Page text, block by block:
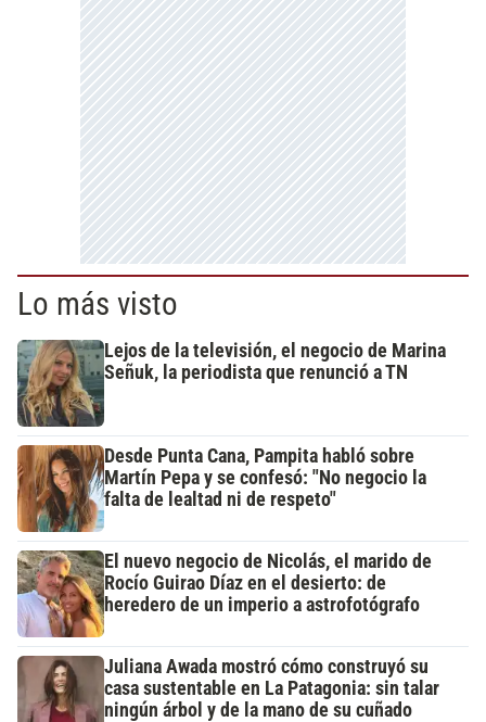
Lo más visto
Lejos de la televisión, el negocio de Marina
Señuk, la periodista que renunció a TN
Desde Punta Cana, Pampita habló sobre
Martín Pepa y se confesó: "No negocio la
falta de lealtad ni de respeto"
El nuevo negocio de Nicolás, el marido de
Rocío Guirao Díaz en el desierto: de
heredero de un imperio a astrofotógrafo
Juliana Awada mostró cómo construyó su
casa sustentable en La Patagonia: sin talar
ningún árbol y de la mano de su cuñado